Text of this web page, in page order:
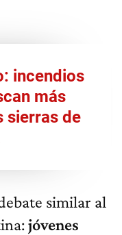
incendios
más
sierras de
similar al
jóvenes